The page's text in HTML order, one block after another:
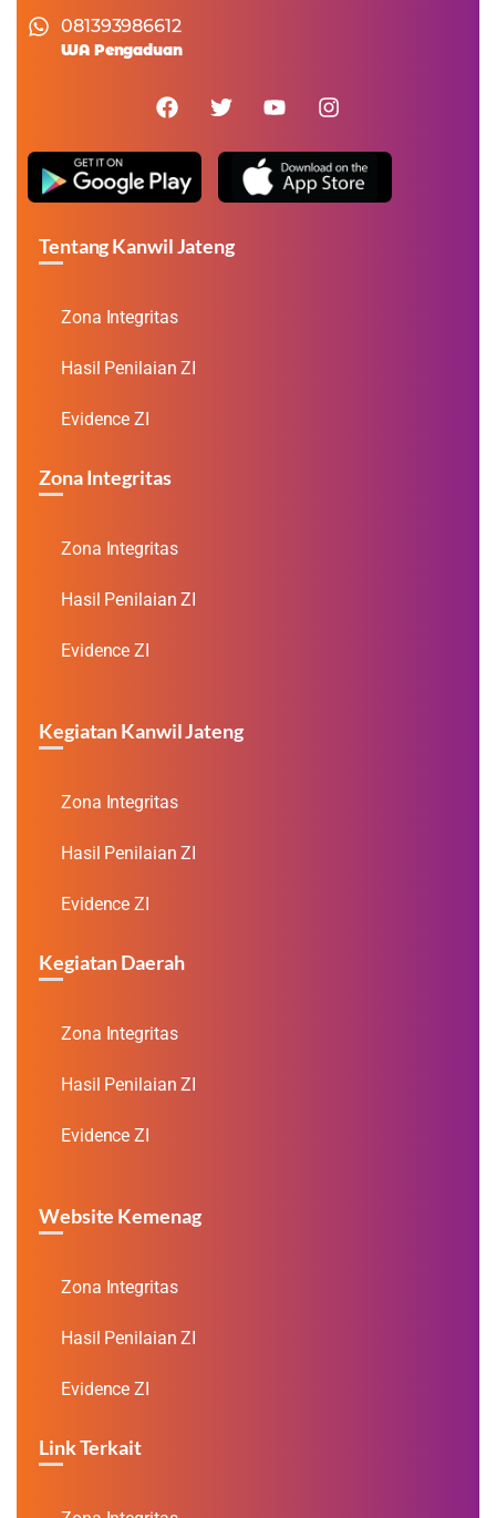
081393986612
WA Pengaduan
Tentang Kanwil Jateng
Zona Integritas
Hasil Penilaian ZI
Evidence ZI
Zona Integritas
Zona Integritas
Hasil Penilaian ZI
Evidence ZI
Kegiatan Kanwil Jateng
Zona Integritas
Hasil Penilaian ZI
Evidence ZI
Kegiatan Daerah
Zona Integritas
Hasil Penilaian ZI
Evidence ZI
Website Kemenag
Zona Integritas
Hasil Penilaian ZI
Evidence ZI
Link Terkait